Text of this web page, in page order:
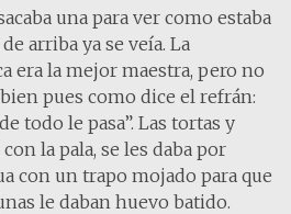
una para ver como estaba
arriba ya se veía. La
era la mejor maestra, pero no
pues como dice el refrán:
todo le pasa”. Las tortas y
la pala, se les daba por
con un trapo mojado para que
le daban huevo batido.